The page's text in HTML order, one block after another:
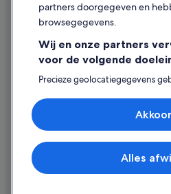
Hotels met uitzicht op zee in Málaga
Hotels met sauna in Málaga
Hotels voor shoppers in Málaga
Spa in Málaga
Hotels met casino in Málaga
Familie in Málaga
Budget in Málaga
Hotels met wifi in Málaga
Contact
Restitutieproces en tijdsbestek
Boek een vlucht met airlinetegoed
Internationale reisdocumenten
© 2026 Expedia, Inc. - een bedrijf van
voorbehouden. Expedia en het
partners doorgegeven en
browsegegevens.
Wij en onze partners
voor de volgende
Precieze geolocatiegegevens
Informatie op een apparaat
Gepersonaliseerde
en contentmetingen,
Partnerlijst (derden)Alles